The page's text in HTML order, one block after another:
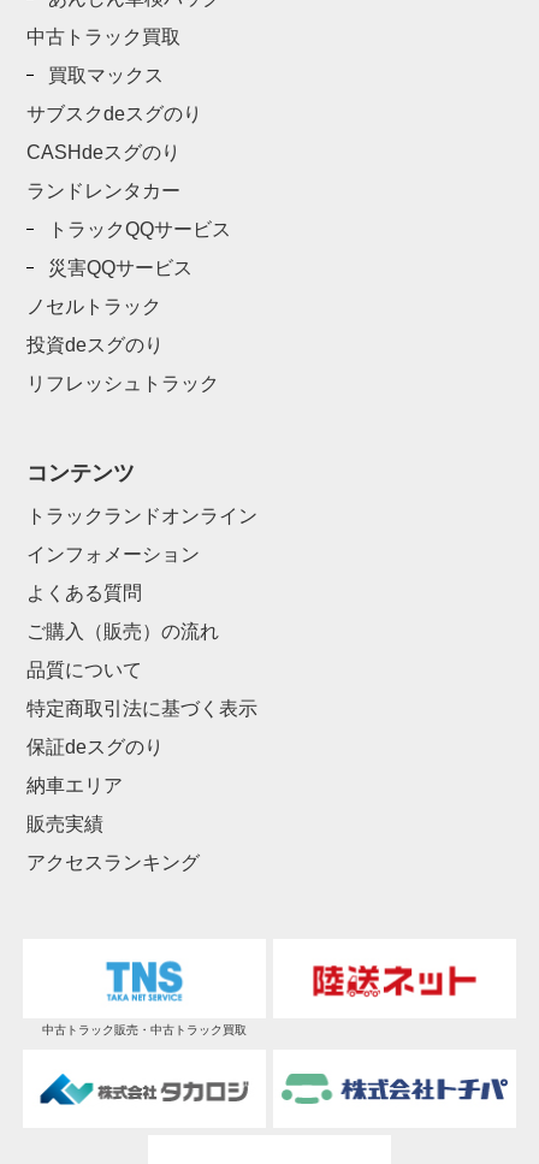
中古トラック買取
買取マックス
サブスクdeスグのり
CASHdeスグのり
ランドレンタカー
トラックQQサービス
災害QQサービス
ノセルトラック
投資deスグのり
リフレッシュトラック
コンテンツ
トラックランドオンライン
インフォメーション
よくある質問
ご購入（販売）の流れ
品質について
特定商取引法に基づく表示
保証deスグのり
納車エリア
販売実績
アクセスランキング
中古トラック販売・中古トラック買取